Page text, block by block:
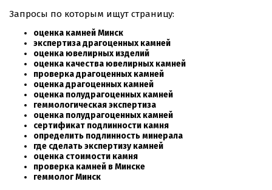
Запросы по которым ищут страницу:
оценка камней Минск
экспертиза драгоценных камней
оценка ювелирных изделий
оценка качества ювелирных камней
проверка драгоценных камней
оценка драгоценных камней
оценка полудрагоценных камней
геммологическая экспертиза
оценка полудрагоценных камней
сертификат подлинности камня
определить подлинность минерала
где сделать экспертизу камней
оценка стоимости камня
проверка камней в Минске
геммолог Минск